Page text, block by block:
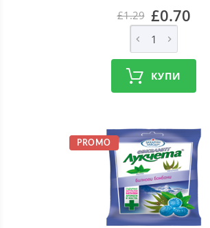
£1.29 £0.70
КУПИ
PROMO